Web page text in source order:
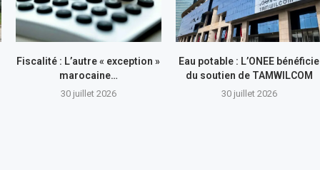
Fiscalité : L’autre « exception »
marocaine…
30 juillet 2026
Eau potable : L’ONEE bénéficie
du soutien de TAMWILCOM
30 juillet 2026